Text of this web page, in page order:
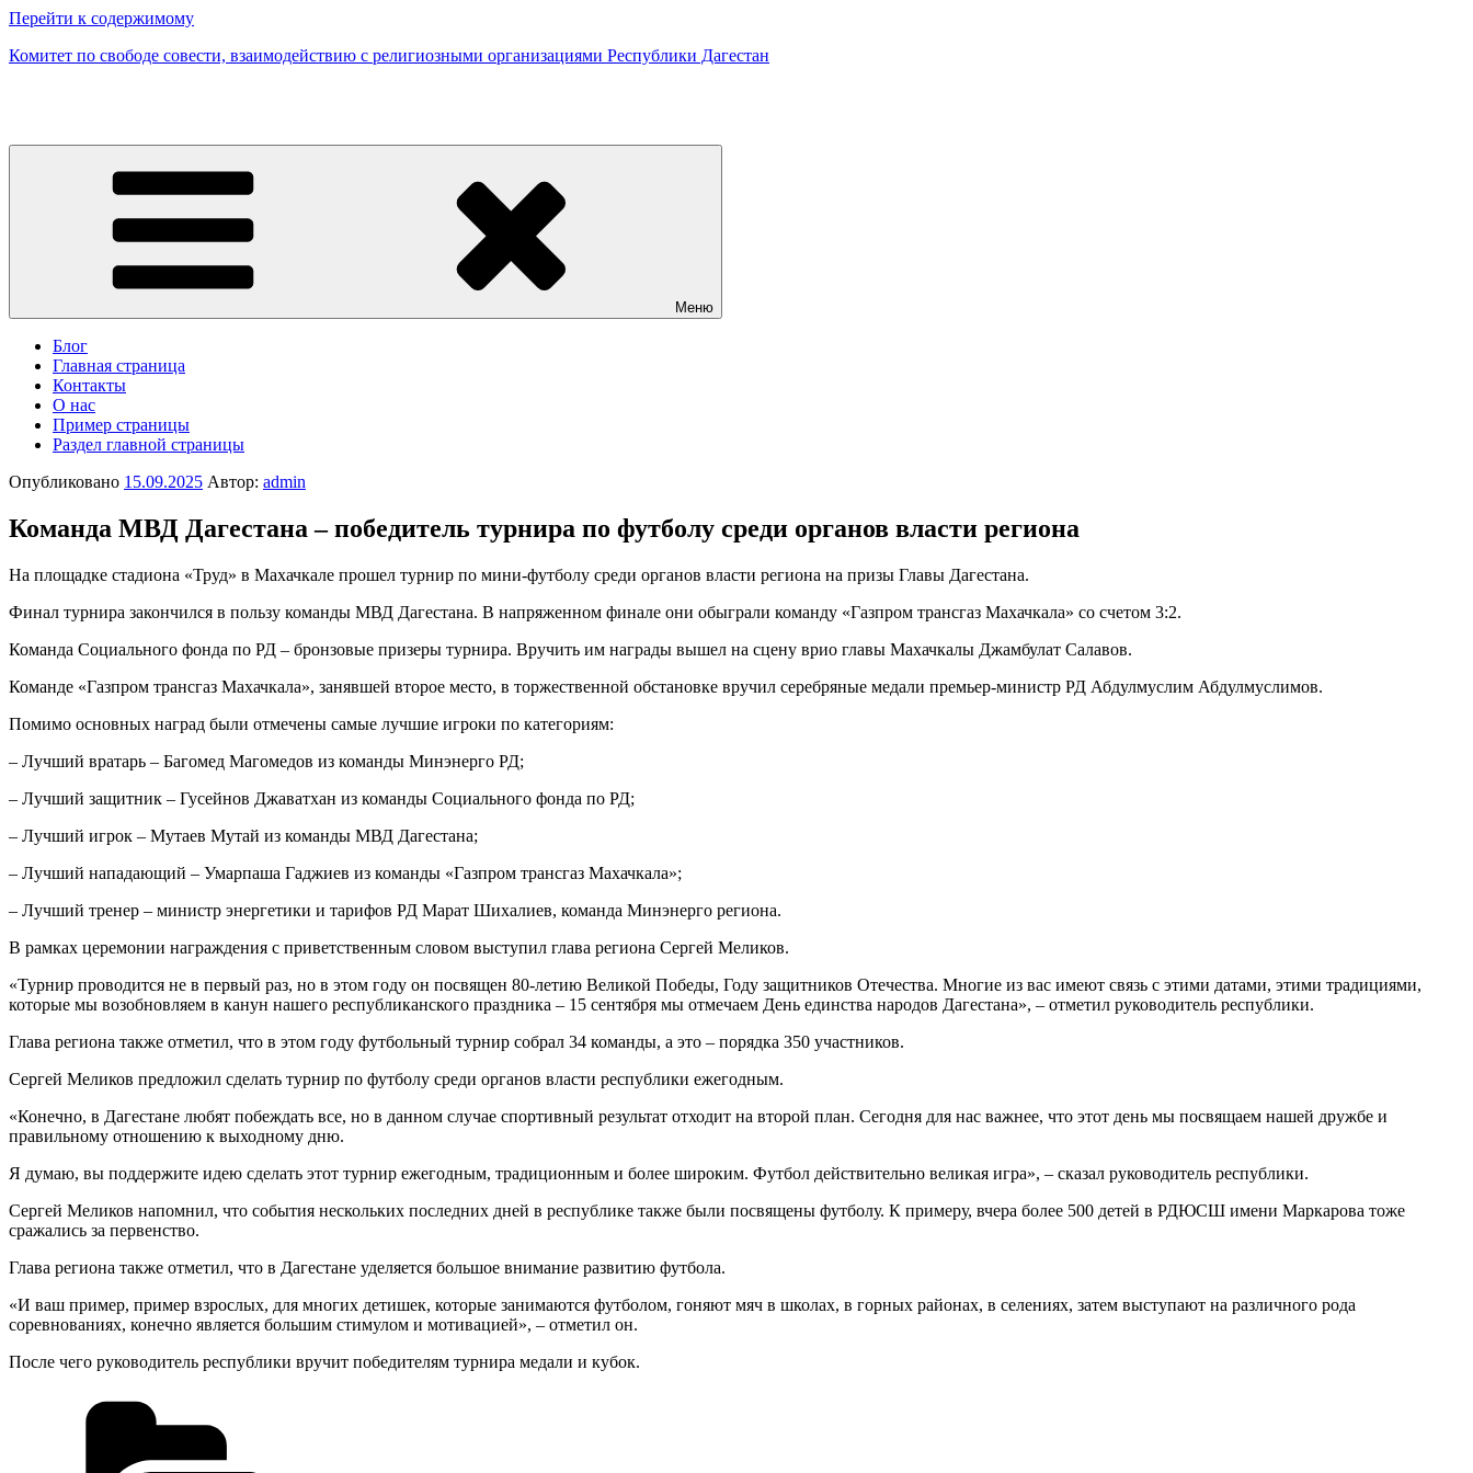
Перейти к содержимому
Комитет по свободе совести, взаимодействию с религиозными организациями Республики Дагестан
Меню
Блог
Главная страница
Контакты
О нас
Пример страницы
Раздел главной страницы
Опубликовано 15.09.2025 Автор: admin
Команда МВД Дагестана – победитель турнира по футболу среди органов власти региона
На площадке стадиона «Труд» в Махачкале прошел турнир по мини-футболу среди органов власти региона на призы Главы Дагестана.
Финал турнира закончился в пользу команды МВД Дагестана. В напряженном финале они обыграли команду «Газпром трансгаз Махачкала» со счетом 3:2.
Команда Социального фонда по РД – бронзовые призеры турнира. Вручить им награды вышел на сцену врио главы Махачкалы Джамбулат Салавов.
Команде «Газпром трансгаз Махачкала», занявшей второе место, в торжественной обстановке вручил серебряные медали премьер-министр РД Абдулмуслим Абдулмуслимов.
Помимо основных наград были отмечены самые лучшие игроки по категориям:
– Лучший вратарь – Багомед Магомедов из команды Минэнерго РД;
– Лучший защитник – Гусейнов Джаватхан из команды Социального фонда по РД;
– Лучший игрок – Мутаев Мутай из команды МВД Дагестана;
– Лучший нападающий – Умарпаша Гаджиев из команды «Газпром трансгаз Махачкала»;
– Лучший тренер – министр энергетики и тарифов РД Марат Шихалиев, команда Минэнерго региона.
В рамках церемонии награждения с приветственным словом выступил глава региона Сергей Меликов.
«Турнир проводится не в первый раз, но в этом году он посвящен 80-летию Великой Победы, Году защитников Отечества. Многие из вас имеют связь с этими датами, этими традициями,
которые мы возобновляем в канун нашего республиканского праздника – 15 сентября мы отмечаем День единства народов Дагестана», – отметил руководитель республики.
Глава региона также отметил, что в этом году футбольный турнир собрал 34 команды, а это – порядка 350 участников.
Сергей Меликов предложил сделать турнир по футболу среди органов власти республики ежегодным.
«Конечно, в Дагестане любят побеждать все, но в данном случае спортивный результат отходит на второй план. Сегодня для нас важнее, что этот день мы посвящаем нашей дружбе и
правильному отношению к выходному дню.
Я думаю, вы поддержите идею сделать этот турнир ежегодным, традиционным и более широким. Футбол действительно великая игра», – сказал руководитель республики.
Сергей Меликов напомнил, что события нескольких последних дней в республике также были посвящены футболу. К примеру, вчера более 500 детей в РДЮСШ имени Маркарова тоже
сражались за первенство.
Глава региона также отметил, что в Дагестане уделяется большое внимание развитию футбола.
«И ваш пример, пример взрослых, для многих детишек, которые занимаются футболом, гоняют мяч в школах, в горных районах, в селениях, затем выступают на различного рода
соревнованиях, конечно является большим стимулом и мотивацией», – отметил он.
После чего руководитель республики вручит победителям турнира медали и кубок.